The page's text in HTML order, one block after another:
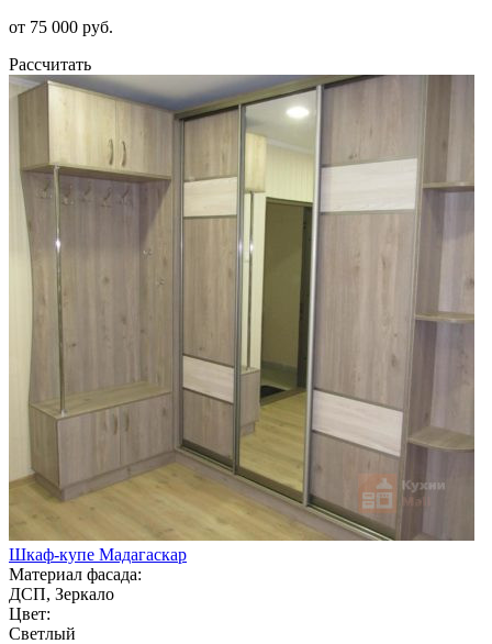
от 75 000 руб.
Рассчитать
Шкаф-купе Мадагаскар
Материал фасада:
ДСП, Зеркало
Цвет:
Светлый